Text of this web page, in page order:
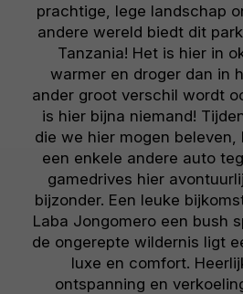
prachtige, lege landschap
andere wereld biedt dit
Tanzania! Het is hier in
warmer en droger dan in
ander groot verschil wordt
is hier bijna niemand!
die we hier mogen
een enkele andere auto
gamedrives hier
bijzonder. Een leuke
Laba Jongomero een bush
de ongerepte wildernis ligt
luxe en comfort.
ontspanning en